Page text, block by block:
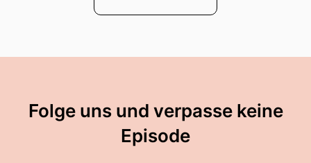
Folge uns und verpasse keine
Episode